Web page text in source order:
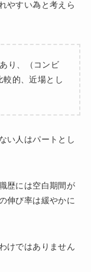
やすい為と考えら
り、（コンビ
較的、近場とし
い人はパートとし
歴には空白期間が
伸び率は緩やかに
けではありません